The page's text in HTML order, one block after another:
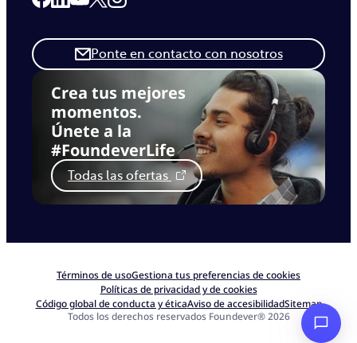
Crea tus mejores
momentos.
Únete a la
#FoundeverLife
Todas las ofertas
Ponte en contacto con nosotros
Términos de usoGestiona tus preferencias de cookies
Políticas de privacidad y de cookies
Código global de conducta y éticaAviso de accesibilidadSitemap
Todos los derechos reservados Foundever® 2026